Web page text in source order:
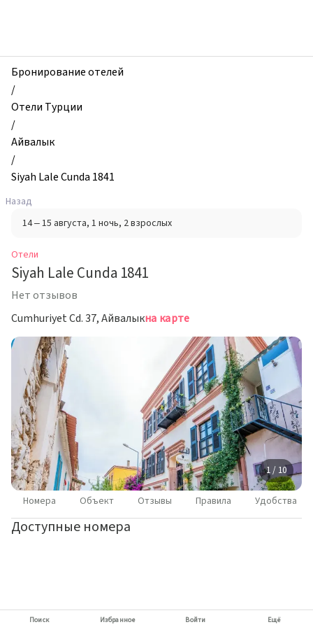
Siyah
Lale
Cunda
1841,
Айвалык,
Турция
Бронирование отелей
/
Отели Турции
/
Айвалык
/
Siyah Lale Cunda 1841
Назад
14 – 15 августа, 1 ночь, 2 взрослых
Отели
Siyah Lale Cunda 1841
Нет отзывов
Cumhuriyet Cd. 37, Айвалыкна карте
1 / 10
Номера Объект Отзывы Правила Удобства
Доступные номера
Поиск Избранное Войти Ещё